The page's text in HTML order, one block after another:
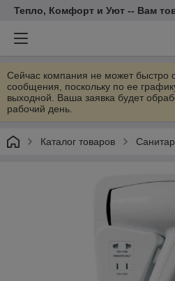
Тепло, Комфорт и Уют -- Вам
Сейчас компания не может быстро
сообщения, поскольку по ее
выходной. Ваша заявка будет
рабочий день.
Каталог товаров